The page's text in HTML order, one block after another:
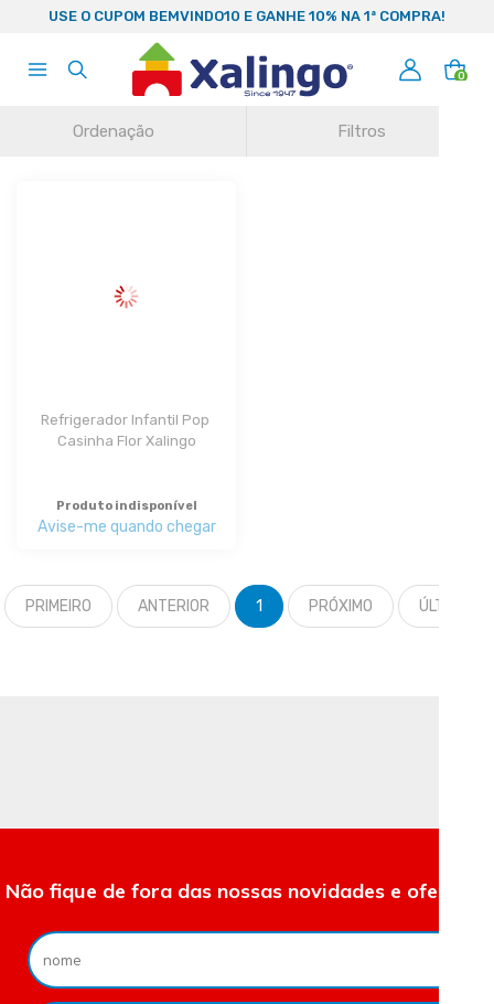
USE O CUPOM BEMVINDO10 E GANHE 10% NA 1ª COMPRA!
0
Ordenação Filtros
Refrigerador Infantil Pop
Casinha Flor Xalingo
Produto indisponível
Avise-me quando chegar
PRIMEIRO ANTERIOR 1 PRÓXIMO ÚLTIMO
Não fique de fora das nossas novidades e ofertas.